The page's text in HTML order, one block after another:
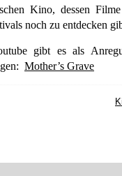
Kino, dessen
noch zu entdecken
gibt es als
Mother’s Grave